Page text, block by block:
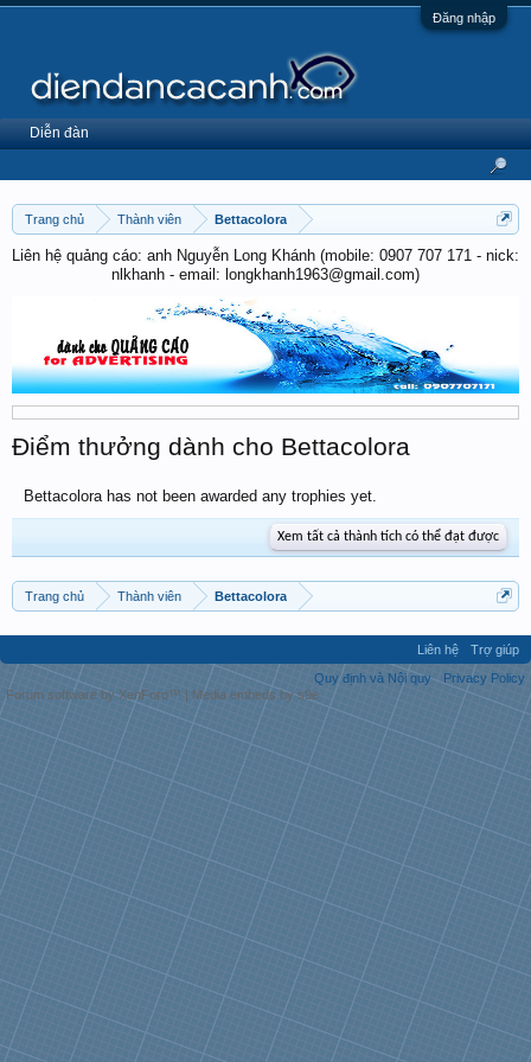
Đăng nhập
Trang chủ Thành viên Bettacolora
Liên hệ quảng cáo: anh Nguyễn Long Khánh (mobile: 0907 707 171 - nick:
nlkhanh - email: longkhanh1963@gmail.com)
Điểm thưởng dành cho Bettacolora
Bettacolora has not been awarded any trophies yet.
Xem tất cả thành tích có thể đạt được
Trang chủ Thành viên Bettacolora
Diễn đàn
Liên hệ
Trợ giúp
Quy định và Nội quy
Privacy Policy
Forum software by XenForo™ | Media embeds by s9e